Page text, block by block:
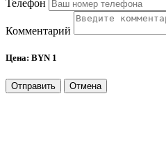
Телефон
Комментарий
Цена: BYN 1
Отправить Отмена